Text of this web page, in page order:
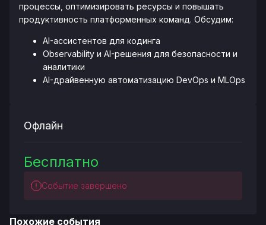
процессы, оптимизировать ресурсы и повышать
продуктивность платформенных команд. Обсудим:
AI-ассистентов для кодинга
Observability и AI-решения для безопасности и
аналитики
AI-драйвенную автоматизацию DevOps и MLOps
Офлайн
Бесплатно
Событие завершено
Похожие события